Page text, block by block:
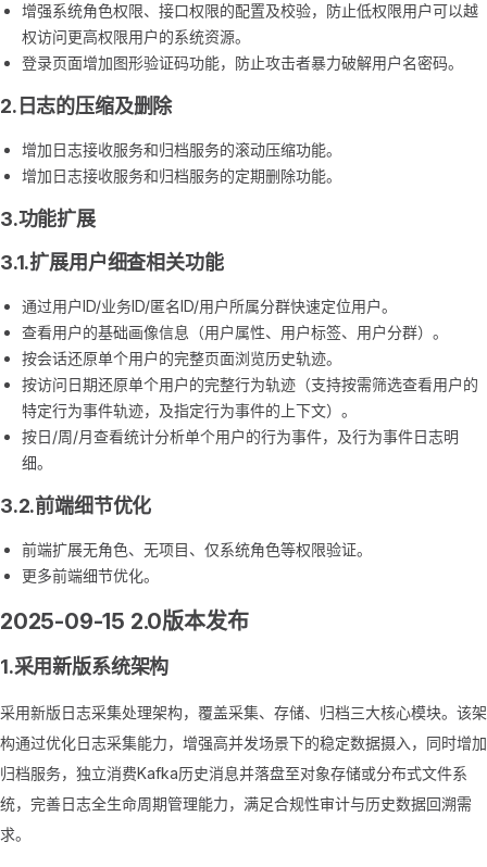
增强系统角色权限、接口权限的配置及校验，防止低权限用户可以越
权访问更高权限用户的系统资源。
登录页面增加图形验证码功能，防止攻击者暴力破解用户名密码。
2.日志的压缩及删除
增加日志接收服务和归档服务的滚动压缩功能。
增加日志接收服务和归档服务的定期删除功能。
3.功能扩展
3.1.扩展用户细查相关功能
通过用户ID/业务ID/匿名ID/用户所属分群快速定位用户。
查看用户的基础画像信息（用户属性、用户标签、用户分群）。
按会话还原单个用户的完整页面浏览历史轨迹。
按访问日期还原单个用户的完整行为轨迹（支持按需筛选查看用户的
特定行为事件轨迹，及指定行为事件的上下文）。
按日/周/月查看统计分析单个用户的行为事件，及行为事件日志明
细。
3.2.前端细节优化
前端扩展无角色、无项目、仅系统角色等权限验证。
更多前端细节优化。
2025-09-15 2.0版本发布
1.采用新版系统架构
采用新版日志采集处理架构，覆盖采集、存储、归档三大核心模块。该架
构通过优化日志采集能力，增强高并发场景下的稳定数据摄入，同时增加
归档服务，独立消费Kafka历史消息并落盘至对象存储或分布式文件系
统，完善日志全生命周期管理能力，满足合规性审计与历史数据回溯需
求。